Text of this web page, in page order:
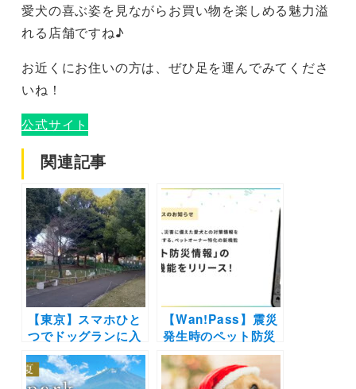
愛犬の喜ぶ姿を見ながらお買い物を楽しめる魅力溢
れる店舗ですね♪
お近くにお住いの方は、ぜひ足を運んでみてくださ
いね！
公式サイト
関連記事
【東京】スマホひと
つでドッグランに入
場OK！
「Wan!Pass」×墨
【Wan!Pass】震災
発生時のペット防災
を支援する機能を追
加！知識や情報を学